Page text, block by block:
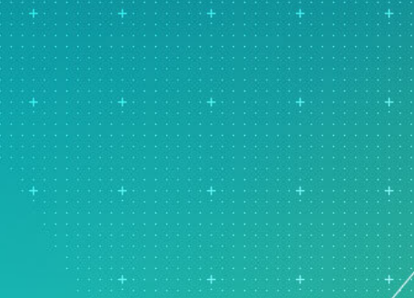
Minitab Solution Center
Minitab Statistical
Software
Minitab Connect
Minitab Model Ops
Minitab Education Hub
Minitab Engage
Minitab Workspace
Real-Time SPC
Prolink 数据收集和统计过
程控制 (SPC)
Scytec 数据收集和 OEE
Simul8 离散事件模拟
SPM
分析
统计学和预测分析
统计数据科学和机器学习软
件
业务分析和智能软件
统计过程控制
Live Analytics
可靠性和寿命数据分析
离散事件模拟
关键功能
自动化数据收集
高级试验设计
持续改进
数据集成和数据准备
图表和思维导图
模型和机器学习运营
创新和项目管理
过程卓越：检测、纠正和预
防
资源
案例研究
博客
电子书和白皮书
数据集
活动 & 活动
培
安
支
支
软
产
支